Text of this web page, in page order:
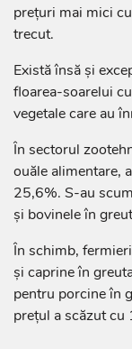
prețuri mai mici
trecut.
Există însă și
floarea-soarelui
vegetale care au
În sectorul
ouăle alimentare,
25,6%. S-au
și bovinele în
În schimb,
și caprine în
pentru porcine în
prețul a scăzut cu